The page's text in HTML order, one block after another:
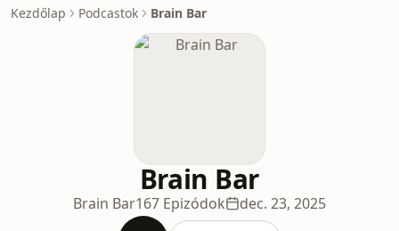
Kezdőlap Podcastok Brain Bar
Brain Bar
Brain Bar167 Epizódok dec. 23, 2025